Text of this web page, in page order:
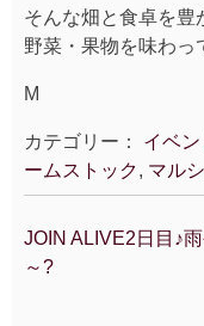
そんな畑と食卓を豊
野菜・果物を味わっ
M
カテゴリー： イベ
ームストック, マル
投
稿
JOIN ALIVE2日目♪
～?